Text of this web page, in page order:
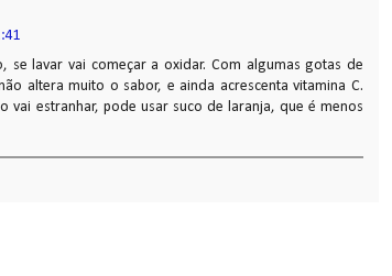
se lavar vai começar a oxidar. Com algumas gotas de
altera muito o sabor, e ainda acrescenta vitamina C.
vai estranhar, pode usar suco de laranja, que é menos